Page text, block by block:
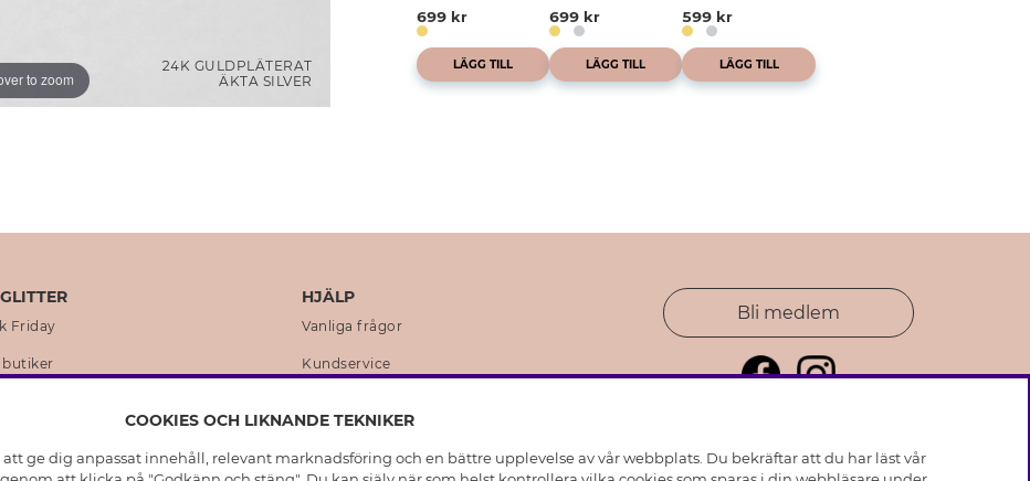
24K GULDPLÄTERAT
ÄKTA SILVER
to zoom
699 kr
LÄGG TILL
699 kr
LÄGG TILL
599 kr
LÄGG TILL
Friday
butiker
HJÄLP
Vanliga frågor
Kundservice
Skötselråd skinnhandskar
Bli medlem
COOKIES OCH LIKNANDE TEKNIKER
ge dig anpassat innehåll, relevant marknadsföring och en bättre upplevelse av vår webbplats. Du bekräftar att du har läst vår